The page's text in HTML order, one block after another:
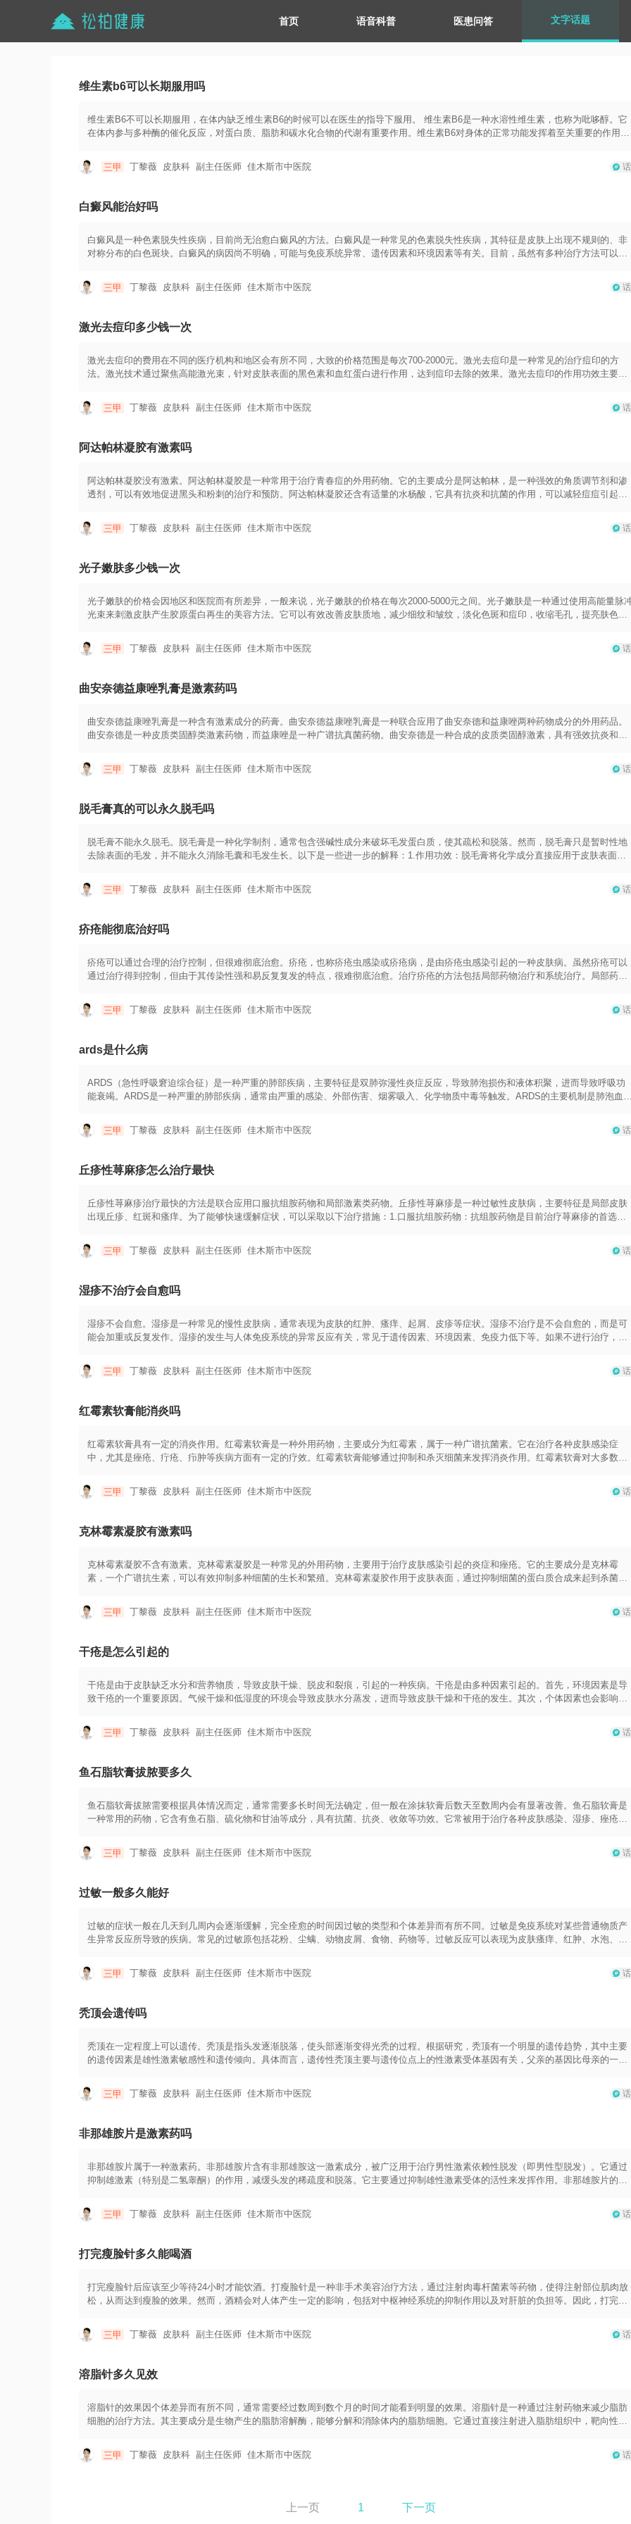
首页 语音科普 医患问答 文字话题
维生素b6可以长期服用吗
维生素B6不可以长期服用，在体内缺乏维生素B6的时候可以在医生的指导下服用。 维生素B6是一种水溶性维生素，也称为吡哆醇。它
在体内参与多种酶的催化反应，对蛋白质、脂肪和碳水化合物的代谢有重要作用。维生素B6对身体的正常功能发挥着至关重要的作用。
等。对于一些特定人群，如患有末梢神经病变的患者、孕妇等，适当使用维生素B6也有一定的辅助治疗作用。通常情况下，维生素B6的
推荐剂量为成人每天1.3毫克，孕妇则稍高。长期服用维生素B6在一般情况下是安全的，但高剂量的维生素B6补充可能导致副作用，如
常通过食物来摄取，如瘦肉、鱼类、豆类、坚果等。补充维生素B6的方法包括口服维生素片剂、口腔喷雾剂等。在服用维生素B6之前，
还应注意与其他药物的相互作用，避免可能的不良反应。
三甲 丁黎薇 皮肤科 副主任医师 佳木斯市中医院
白癜风能治好吗
白癜风是一种色素脱失性疾病，目前尚无治愈白癜风的方法。白癜风是一种常见的色素脱失性疾病，其特征是皮肤上出现不规则的、非
对称分布的白色斑块。白癜风的病因尚不明确，可能与免疫系统异常、遗传因素和环境因素等有关。目前，虽然有多种治疗方法可以减
应根据患者的具体情况和医生的建议来确定。药物治疗主要包括口服药物和外用药物。口服药物常用的有类固醇、免疫抑制剂、光敏剂
等，可以抑制免疫反应和增加色素细胞的活性。外用药物常用的有类固醇霜剂、酸类制剂和免疫调节剂等，可以促进色素细胞的再生和
等。外用药物常常是结合光疗使用，以加强治疗效果。手术治疗一般是在白癜风斑块较小且固定不变的情况下考虑，常用的手术治疗方
法有皮肤移植、黑色素细胞移植等。值得注意的是，白癜风的治疗过程需要耐心和长期坚持，并且治疗效果因人而异。一些患者可能通
常的保护和护理，避免过度暴晒和刺激，保持良好的心态和生活习惯。
三甲 丁黎薇 皮肤科 副主任医师 佳木斯市中医院
激光去痘印多少钱一次
激光去痘印的费用在不同的医疗机构和地区会有所不同，大致的价格范围是每次700-2000元。激光去痘印是一种常见的治疗痘印的方
法。激光技术通过聚焦高能激光束，针对皮肤表面的黑色素和血红蛋白进行作用，达到痘印去除的效果。激光去痘印的作用功效主要是
的色素沉着和凹凸不平的情况。激光去痘印的用法用量一般需要经过医生的个性化评估和治疗方案制定。一般情况下，医生会根据患者
的肤质、痘印的程度和区域大小等因素来确定激光参数和治疗次数。每次治疗的时间较短，一般在10-30分钟左右，治疗强度逐渐增加，
作的安全和效果；其次，在治疗前避免暴晒和使用过多刺激性的护肤品，以减少治疗时的不适感和不良反应；另外，治疗后要注意防
晒、保湿等基本的皮肤护理措施，以维持治疗效果。
三甲 丁黎薇 皮肤科 副主任医师 佳木斯市中医院
阿达帕林凝胶有激素吗
阿达帕林凝胶没有激素。阿达帕林凝胶是一种常用于治疗青春痘的外用药物。它的主要成分是阿达帕林，是一种强效的角质调节剂和渗
透剂，可以有效地促进黑头和粉刺的治疗和预防。阿达帕林凝胶还含有适量的水杨酸，它具有抗炎和抗菌的作用，可以减轻痘痘引起的
等。这使得阿达帕林凝胶成为一种相对安全的治疗选择，特别适用于敏感皮肤、年轻人和长期使用需求的患者。使用阿达帕林凝胶的方
法一般为每天晚上使用，取适量凝胶均匀涂抹于受痘痘影响的皮肤区域，避免接触到眼部、嘴唇等敏感区域。在开始使用阿达帕林凝胶
功能损害的患者，应该在医生指导下使用阿达帕林凝胶。使用阿达帕林凝胶期间，应避免暴露在阳光下，可选择配合使用防晒霜。另
外，在使用阿达帕林凝胶期间，应避免与其他激素类外用药物同时使用，以免相互作用。
三甲 丁黎薇 皮肤科 副主任医师 佳木斯市中医院
光子嫩肤多少钱一次
光子嫩肤的价格会因地区和医院而有所差异，一般来说，光子嫩肤的价格在每次2000-5000元之间。光子嫩肤是一种通过使用高能量脉
光束来刺激皮肤产生胶原蛋白再生的美容方法。它可以有效改善皮肤质地，减少细纹和皱纹，淡化色斑和痘印，收缩毛孔，提亮肤色
业医生会先为患者进行皮肤检查，确保其皮肤适合接受该治疗。在治疗过程中，医生会使用专业的设备将高能量脉冲光束照射到患者的
皮肤上。治疗时间通常在30分钟左右，具体时间会根据患者的皮肤情况而定。在接受光子嫩肤治疗后，患者可能会经历一些暂时的不
内，患者应该避免阳光直射和刺激性护肤品，使用温和的洁面产品和保湿品。
三甲 丁黎薇 皮肤科 副主任医师 佳木斯市中医院
曲安奈德益康唑乳膏是激素药吗
曲安奈德益康唑乳膏是一种含有激素成分的药膏。曲安奈德益康唑乳膏是一种联合应用了曲安奈德和益康唑两种药物成分的外用药品。
曲安奈德是一种皮质类固醇类激素药物，而益康唑是一种广谱抗真菌药物。曲安奈德是一种合成的皮质类固醇激素，具有强效抗炎和抗
物有一定的副作用风险，如长期使用可能引起皮肤变薄、皮肤萎缩、毛细血管扩张等副作用。益康唑是一种抗真菌药物，可以有效治疗
由真菌感染引起的皮肤病。它能杀灭真菌、细菌和酵母菌，抑制其生长繁殖。益康唑乳膏在须知方面，需要注意避免接触眼睛、嘴唇等
长期大面积使用。
三甲 丁黎薇 皮肤科 副主任医师 佳木斯市中医院
脱毛膏真的可以永久脱毛吗
脱毛膏不能永久脱毛。脱毛膏是一种化学制剂，通常包含强碱性成分来破坏毛发蛋白质，使其疏松和脱落。然而，脱毛膏只是暂时性地
去除表面的毛发，并不能永久消除毛囊和毛发生长。以下是一些进一步的解释：1.作用功效：脱毛膏将化学成分直接应用于皮肤表面，
膏时，按照产品说明书上的指导进行操作。通常需要先洗净皮肤并确保皮肤干燥，然后涂抹膏剂在需要去毛的区域上，等待一段时间后
用刮刀或水冲洗干净。应注意产品使用前是否存在皮肤敏感或过敏的情况，并避免使用在开放性伤口或受损皮肤上。3.须知：脱毛膏的
进行皮肤敏感测试，并遵循使用说明以避免任何风险。
三甲 丁黎薇 皮肤科 副主任医师 佳木斯市中医院
疥疮能彻底治好吗
疥疮可以通过合理的治疗控制，但很难彻底治愈。疥疮，也称疥疮虫感染或疥疮病，是由疥疮虫感染引起的一种皮肤病。虽然疥疮可以
通过治疗得到控制，但由于其传染性强和易反复复发的特点，很难彻底治愈。治疗疥疮的方法包括局部药物治疗和系统治疗。局部药物
和维生素A等。除了药物治疗，还需要采取一些措施来加强治疗效果。首先，需要对患者进行隔离，以防止传染给他人。其次，患者应
保持良好的个人卫生习惯，勤洗澡，勤换衣物和床上用品。另外，家庭成员也应进行治疗，以避免相互传染。疥疮的治疗过程往往较
免密切接触，以免传染给他人。
三甲 丁黎薇 皮肤科 副主任医师 佳木斯市中医院
ards是什么病
ARDS（急性呼吸窘迫综合征）是一种严重的肺部疾病，主要特征是双肺弥漫性炎症反应，导致肺泡损伤和液体积聚，进而导致呼吸功
能衰竭。ARDS是一种严重的肺部疾病，通常由严重的感染、外部伤害、烟雾吸入、化学物质中毒等触发。ARDS的主要机制是肺泡血
不能充分进入肺泡，二氧化碳不能有效排出体外，导致呼吸功能衰竭。ARDS的临床表现包括呼吸急促、呼吸困难、呼吸窘迫、低氧血
症等。医生通常通过患者的病史、临床表现和影像学检查来诊断ARDS。治疗ARDS的关键是及早暴露病因并治疗其诱发因素，同时进
醇、液体管理、氧疗、抗生素应用等。此外，严格监测患者的氧合状态和呼吸机参数，并适时调整治疗方案，也是重要的治疗策略。在
治疗过程中，患者的卧床休息、足量的能量摄入、早期营养支持和防止并发症（如感染、血栓形成等）也是非常重要的。虽然ARDS是
制定，因此患者应及时寻求医生的帮助，并且积极配合治疗。
三甲 丁黎薇 皮肤科 副主任医师 佳木斯市中医院
丘疹性荨麻疹怎么治疗最快
丘疹性荨麻疹治疗最快的方法是联合应用口服抗组胺药物和局部激素类药物。丘疹性荨麻疹是一种过敏性皮肤病，主要特征是局部皮肤
出现丘疹、红斑和瘙痒。为了能够快速缓解症状，可以采取以下治疗措施：1.口服抗组胺药物：抗组胺药物是目前治疗荨麻疹的首选药
需要注意的是，在使用口服抗组胺药物时，应按照医生的建议进行用药，并避免与其他药物发生不良反应。2.局部激素类药物：局部激
素类药物能够迅速减轻局部皮肤的炎症和瘙痒症状。常见的局部激素类药物包括氢化可的松、曲安奈德等。应用时，可将药物涂抹在丘
缩等副作用。3.避免过敏原：荨麻疹往往是由食物、药物、环境或接触物等过敏原引起的。因此，当出现丘疹性荨麻疹症状时，尽量避
免接触或食用可能引起过敏的物质，如海鲜、坚果、花粉等。如果已经发现了过敏原，应尽量避免接触，并咨询医生进行相应的过敏治
可以采取其他辅助治疗方法，如冷敷、保湿等，来缓解瘙痒和炎症反应。但是，在使用这些方法时，应谨慎避免刺激皮肤或引起过敏反
应。
三甲 丁黎薇 皮肤科 副主任医师 佳木斯市中医院
湿疹不治疗会自愈吗
湿疹不会自愈。湿疹是一种常见的慢性皮肤病，通常表现为皮肤的红肿、瘙痒、起屑、皮疹等症状。湿疹不治疗是不会自愈的，而是可
能会加重或反复发作。湿疹的发生与人体免疫系统的异常反应有关，常见于遗传因素、环境因素、免疫力低下等。如果不进行治疗，湿
产生负面影响。治疗湿疹的方法包括药物治疗和非药物治疗。药物治疗包括局部外用药和口服药物。常用的局部外用药物包括抗生素
类、激素类、钙能制剂和抗组胺药物等。口服药物主要是应用抗组胺药物来缓解瘙痒和消肿。非药物治疗包括避免过敏原、保持皮肤清
螨、花粉、动物毛发等。在使用药物治疗时，要按照医生的指导使用，并且避免长期大剂量使用激素类药物。此外，还要注意保持皮肤
清洁和适当保湿，避免使用刺激性的洗浴和护肤产品。
三甲 丁黎薇 皮肤科 副主任医师 佳木斯市中医院
红霉素软膏能消炎吗
红霉素软膏具有一定的消炎作用。红霉素软膏是一种外用药物，主要成分为红霉素，属于一种广谱抗菌素。它在治疗各种皮肤感染症
中，尤其是痤疮、疔疮、疖肿等疾病方面有一定的疗效。红霉素软膏能够通过抑制和杀灭细菌来发挥消炎作用。红霉素软膏对大多数革
作用。它可以刺激组织修复，促进受损皮肤细胞的再生，加快伤口愈合的过程。在使用红霉素软膏时，应首先清洁伤口或患处，然后将
适量软膏涂抹在患处，轻轻按摩直至吸收。通常每天使用2-3次，疗程长短根据病情而定。红霉素软膏也有一些须知。首先，对红霉素过
总体而言，红霉素软膏作为一种有效的外用药物，具有一定的消炎作用。但是在使用过程中，还是应该在医生的指导下使用，并且注意
用药的方法和须知。
三甲 丁黎薇 皮肤科 副主任医师 佳木斯市中医院
克林霉素凝胶有激素吗
克林霉素凝胶不含有激素。克林霉素凝胶是一种常见的外用药物，主要用于治疗皮肤感染引起的炎症和痤疮。它的主要成分是克林霉
素，一个广谱抗生素，可以有效抑制多种细菌的生长和繁殖。克林霉素凝胶作用于皮肤表面，通过抑制细菌的蛋白质合成来起到杀菌和
几点：1.使用前，应先将患处的皮肤清洗干净，并用干净的手指将药膏均匀涂抹在患部上。2.按照医生的指示使用，一般每天使用2-3
次，持续使用一段时间，直到症状完全消退。3.使用时避免接触眼睛、口腔和鼻腔等黏膜部位，以免引起刺激和不适。4.在使用期间，
三甲 丁黎薇 皮肤科 副主任医师 佳木斯市中医院
干疮是怎么引起的
干疮是由于皮肤缺乏水分和营养物质，导致皮肤干燥、脱皮和裂痕，引起的一种疾病。干疮是由多种因素引起的。首先，环境因素是导
致干疮的一个重要原因。气候干燥和低湿度的环境会导致皮肤水分蒸发，进而导致皮肤干燥和干疮的发生。其次，个体因素也会影响皮
致干疮的发生，如甲状腺功能减退、糖尿病等。此外，不良生活习惯也是导致干疮的原因之一，例如经常暴露在强烈阳光下、长时间接
触冷冻物品等。预防和治疗干疮需要综合应对。首先，保持室内湿度适宜，使用加湿器可以有效改善干燥环境。其次，保持良好的个人
的维生素和矿物质。同时，使用保湿霜、擦拭油脂保护皮肤，及时治疗皮肤疾病和内科疾病，避免严重的皮肤干燥。另外，个人应该避
免长时间接触刺激物，如化学品、过热水和过冷凉水等。
三甲 丁黎薇 皮肤科 副主任医师 佳木斯市中医院
鱼石脂软膏拔脓要多久
鱼石脂软膏拔脓需要根据具体情况而定，通常需要多长时间无法确定，但一般在涂抹软膏后数天至数周内会有显著改善。鱼石脂软膏是
一种常用的药物，它含有鱼石脂、硫化物和甘油等成分，具有抗菌、抗炎、收敛等功效。它常被用于治疗各种皮肤感染、湿疹、痤疮等
天内见到明显的改善，而另一些患者可能需要数周的时间才能看到效果。一般来说，使用鱼石脂软膏进行拔脓的方法是先将患处彻底清
洁干净，然后涂抹软膏于患处，轻轻按摩直到软膏完全吸收。频繁更换敷料和保持伤口清洁，可以加快治疗进程。请注意，使用鱼石脂
于开放性伤口或烧伤表面。2.避免软膏接触到眼睛或口腔黏膜等敏感区域。3.如果在使用软膏期间出现剧痛、严重红肿等不适症状，应
即停止使用并咨询医生。4.在使用鱼石脂软膏期间，避免过度刺激患处，如刮搔或用力揉擦。
三甲 丁黎薇 皮肤科 副主任医师 佳木斯市中医院
过敏一般多久能好
过敏的症状一般在几天到几周内会逐渐缓解，完全痊愈的时间因过敏的类型和个体差异而有所不同。过敏是免疫系统对某些普通物质产
生异常反应所导致的疾病。常见的过敏原包括花粉、尘螨、动物皮屑、食物、药物等。过敏反应可以表现为皮肤瘙痒、红肿、水泡、鼻
在接触花粉后的数天到数周内逐渐消退。过敏的严重程度和花粉浓度、过敏者的免疫系统反应能力有关。对于过敏性皮肤炎等常见的皮
肤过敏反应，症状一般可以在几天到几周内得到缓解。同时，避免接触过敏原和采取相应的治疗方法，如使用抗过敏药物、外用药物
会持续数天。及时识别并避免接触过敏源是管理食物过敏的关键，同时也需要密切关注症状的变化，寻求医学专业的建议进行适当的治
疗。
三甲 丁黎薇 皮肤科 副主任医师 佳木斯市中医院
秃顶会遗传吗
秃顶在一定程度上可以遗传。秃顶是指头发逐渐脱落，使头部逐渐变得光秃的过程。根据研究，秃顶有一个明显的遗传趋势，其中主要
的遗传因素是雄性激素敏感性和遗传倾向。具体而言，遗传性秃顶主要与遗传位点上的性激素受体基因有关，父亲的基因比母亲的一方
在女性中，遗传性秃顶的情况较为罕见，大多数与遗传因素相关的脱发是由于某些妇女特定的遗传失调或患有特定的疾病所引起的。秃
顶主要是由于雄性激素受体基因在发病过程中发挥了关键作用。这些基因会导致毛囊对雄性激素敏感，激活毛囊衰老和脱落的过程。此
式。药物治疗包括使用药物来抑制毛囊对雄性激素的敏感性和促进头发生长。手术治疗主要是通过移植健康的毛囊到秃顶的区域来恢复
头发的生长。除了治疗外，人们还可以通过一些预防措施来减缓秃顶的进程。例如保持头皮清洁，避免过度使用化学产品；保持良好的
三甲 丁黎薇 皮肤科 副主任医师 佳木斯市中医院
非那雄胺片是激素药吗
非那雄胺片属于一种激素药。非那雄胺片含有非那雄胺这一激素成分，被广泛用于治疗男性激素依赖性脱发（即男性型脱发）。它通过
抑制雄激素（特别是二氢睾酮）的作用，减缓头发的稀疏度和脱落。它主要通过抑制雄性激素受体的活性来发挥作用。非那雄胺片的用
的效果，需要长期使用以取得持续的改善。在使用非那雄胺片期间，患者应注意以下事项。首先，女性和儿童禁止使用非那雄胺片，因
为其作用于雄激素受体有可能导致胚胎发育异常。其次，患有脂溢性脱发或其他类型的脱发的患者也不应使用此药物。值得注意的是，
和注意事项等方面，患者需要与医生保持良好的沟通，以便根据个体差异做出最佳治疗选择。
三甲 丁黎薇 皮肤科 副主任医师 佳木斯市中医院
打完瘦脸针多久能喝酒
打完瘦脸针后应该至少等待24小时才能饮酒。打瘦脸针是一种非手术美容治疗方法，通过注射肉毒杆菌素等药物，使得注射部位肌肉放
松，从而达到瘦脸的效果。然而，酒精会对人体产生一定的影响，包括对中枢神经系统的抑制作用以及对肝脏的负担等。因此，打完瘦
对身体产生影响。酒精会加速血液循环，导致药物在体内的代谢速度加快，可能减弱药物的疗效。同时，酒精还会对神经系统产生抑制
作用，可能会影响到瘦脸针对注射部位肌肉的放松效果，从而影响到瘦脸的效果。酒精会对肝脏产生负担。打瘦脸针后，药物会在一定
内停留的时间。因此，为了保证瘦脸针的疗效，应该在注射后至少等待24小时才能饮酒。此外，还需要遵守医生的建议和对症护理，减
少面部活动、避免按摩注射部位等，以保证瘦脸针的效果和减少不必要的并发症的发生。
三甲 丁黎薇 皮肤科 副主任医师 佳木斯市中医院
溶脂针多久见效
溶脂针的效果因个体差异而有所不同，通常需要经过数周到数个月的时间才能看到明显的效果。溶脂针是一种通过注射药物来减少脂肪
细胞的治疗方法。其主要成分是生物产生的脂肪溶解酶，能够分解和消除体内的脂肪细胞。它通过直接注射进入脂肪组织中，靶向性地
部、腰部、臀部、大腿和小腿等。一般来说，对于小面积的脂肪堆积，效果会更加明显。溶脂针的使用方法是由医生根据个体情况量身
定制的。一般来说，需在专业医疗机构进行注射。注射过程通常需要局部麻醉，然后将药物注射到相应的部位。在注射后的几天内可能
进脂肪的代谢和消耗。溶脂针治疗具有一定的保持时间。效果的持续性取决于个体的生活习惯和饮食管理等因素。定期的保养和维护可
三甲 丁黎薇 皮肤科 副主任医师 佳木斯市中医院
上一页 1 下一页